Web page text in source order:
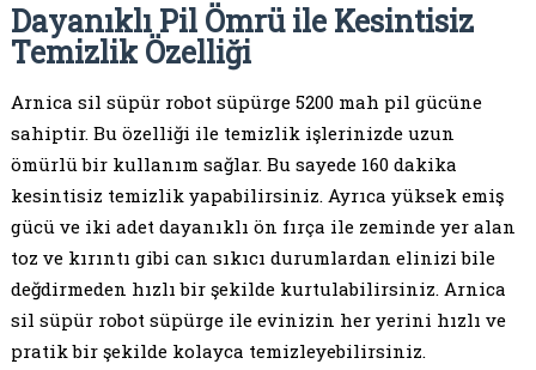
Dayanıklı Pil Ömrü ile Kesintisiz
Temizlik Özelliği
Arnica sil süpür robot süpürge 5200 mah pil gücüne
sahiptir. Bu özelliği ile temizlik işlerinizde uzun
ömürlü bir kullanım sağlar. Bu sayede 160 dakika
kesintisiz temizlik yapabilirsiniz. Ayrıca yüksek emiş
gücü ve iki adet dayanıklı ön fırça ile zeminde yer alan
toz ve kırıntı gibi can sıkıcı durumlardan elinizi bile
değdirmeden hızlı bir şekilde kurtulabilirsiniz. Arnica
sil süpür robot süpürge ile evinizin her yerini hızlı ve
pratik bir şekilde kolayca temizleyebilirsiniz.